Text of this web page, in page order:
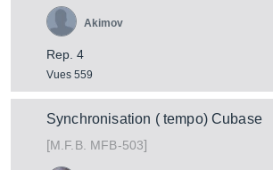
Rep. 4
Vues 559
Akimov
Synchronisation ( tempo) Cubase
[M.F.B. MFB-503]